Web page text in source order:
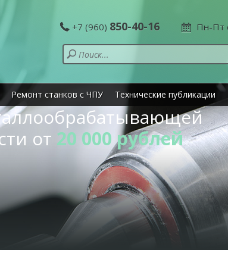
+7 (960) 850-40-16 Пн-Пт
Ремонт станков с ЧПУ Технические публикации
от 20 000 рублей